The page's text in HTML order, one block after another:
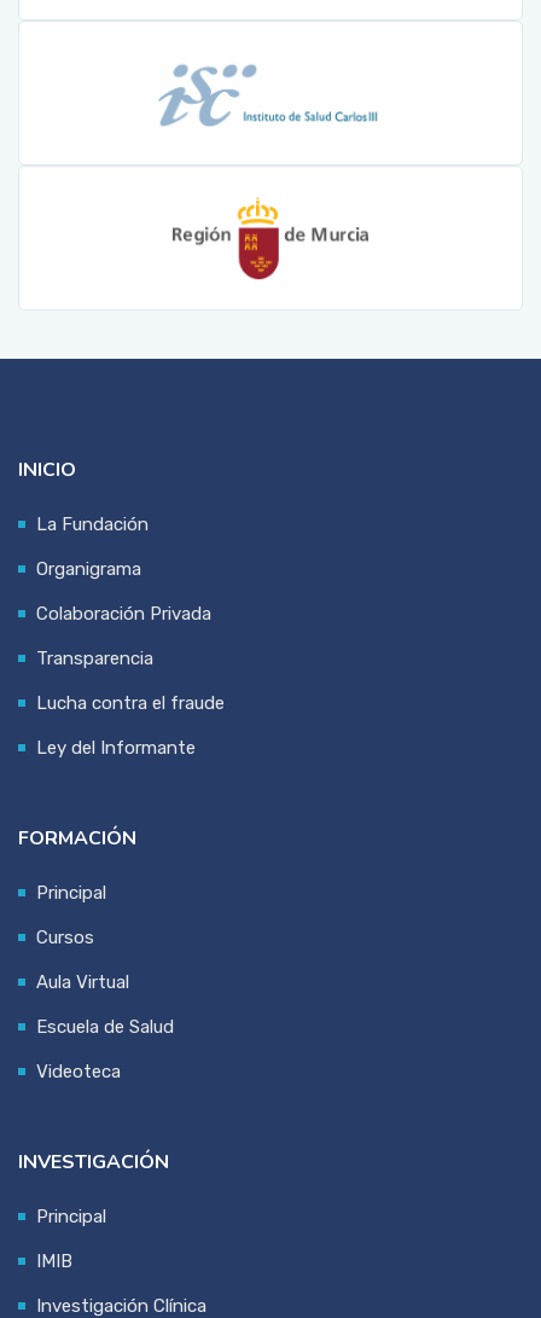
INICIO
La Fundación
Organigrama
Colaboración Privada
Transparencia
Lucha contra el fraude
Ley del Informante
FORMACIÓN
Principal
Cursos
Aula Virtual
Escuela de Salud
Videoteca
INVESTIGACIÓN
Principal
IMIB
Investigación Clínica